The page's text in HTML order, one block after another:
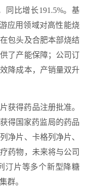
同比增长191.5%。基
应用领域对高性能烧
包头及合肥本部烧结
了产能保障；公司订
降成本，产销量双升
获得药品注册批准。
得国家药监局的药品
净片、卡格列净片、
药物，未来将与公司
汀片等多个新型降糖
群。